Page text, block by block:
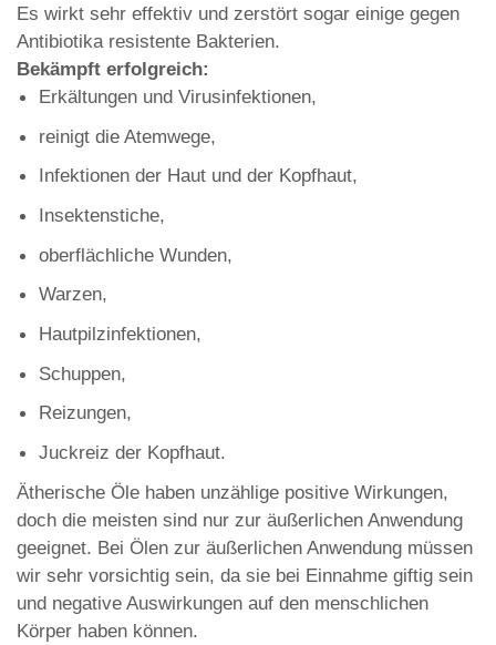
Es wirkt sehr effektiv und zerstört sogar einige gegen
Antibiotika resistente Bakterien.
Bekämpft erfolgreich:
Erkältungen und Virusinfektionen,
reinigt die Atemwege,
Infektionen der Haut und der Kopfhaut,
Insektenstiche,
oberflächliche Wunden,
Warzen,
Hautpilzinfektionen,
Schuppen,
Reizungen,
Juckreiz der Kopfhaut.
Ätherische Öle haben unzählige positive Wirkungen,
doch die meisten sind nur zur äußerlichen Anwendung
geeignet. Bei Ölen zur äußerlichen Anwendung müssen
wir sehr vorsichtig sein, da sie bei Einnahme giftig sein
und negative Auswirkungen auf den menschlichen
Körper haben können.